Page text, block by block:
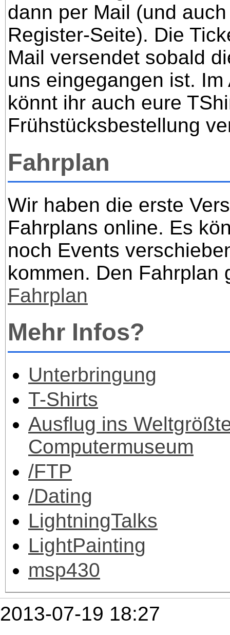
dann per Mail (und
Register-Seite). Die
Mail versendet sobald
uns eingegangen ist.
könnt ihr auch eure
Frühstücksbestellung
Fahrplan
Wir haben die erste
Fahrplans online. Es
noch Events
kommen. Den Fahrplan
Fahrplan
Mehr Infos?
Unterbringung
T-Shirts
Ausflug ins
Computermuseum
/FTP
/Dating
LightningTalks
LightPainting
msp430
2013-07-19 18:27